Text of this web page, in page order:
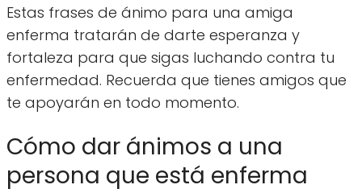
Estas frases de ánimo para una amiga
enferma tratarán de darte esperanza y
fortaleza para que sigas luchando contra tu
enfermedad. Recuerda que tienes amigos que
te apoyarán en todo momento.
Cómo dar ánimos a una
persona que está enferma